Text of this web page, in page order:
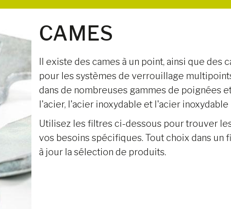
CAMES
Il existe des cames à un point, ainsi que des
pour les systèmes de verrouillage
dans de nombreuses gammes de poignées
l'acier, l'acier inoxydable et l'acier inoxydable
Utilisez les filtres ci-dessous pour trouver
vos besoins spécifiques. Tout choix dans un
à jour la sélection de produits.